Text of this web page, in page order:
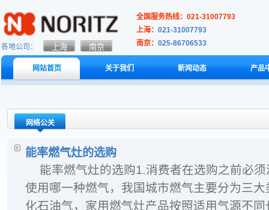
各地公司：
全国服务热线：021-31007793
上海： 021-31007793
南京： 025-86706533
网站首页 关于我们 新闻动态 产品
网络公关
能率燃气灶的选购
能率燃气灶的选购1.消费者在选购之前必
使用哪一种燃气，我国城市燃气主要分为三
化石油气，家用燃气灶产品按照适用气源不